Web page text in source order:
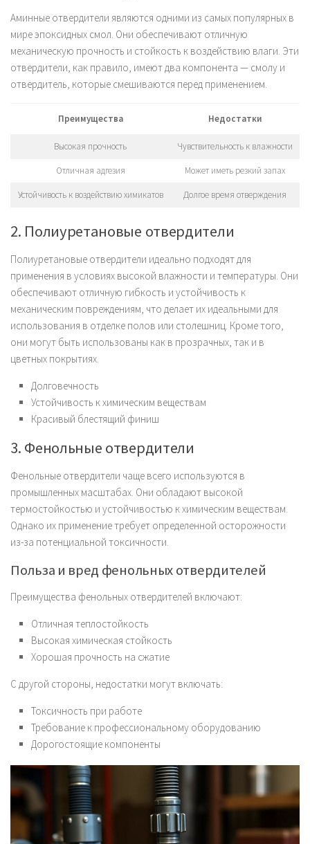
Аминные отвердители являются одними из самых популярных в
мире эпоксидных смол. Они обеспечивают отличную
механическую прочность и стойкость к воздействию влаги. Эти
отвердители, как правило, имеют два компонента — смолу и
отвердитель, которые смешиваются перед применением.
Преимущества Недостатки
Высокая прочность Чувствительность к влажности
Отличная адгезия Может иметь резкий запах
Устойчивость к воздействию химикатов Долгое время отверждения
2. Полиуретановые отвердители
Полиуретановые отвердители идеально подходят для
применения в условиях высокой влажности и температуры. Они
обеспечивают отличную гибкость и устойчивость к
механическим повреждениям, что делает их идеальными для
использования в отделке полов или столешниц. Кроме того,
они могут быть использованы как в прозрачных, так и в
цветных покрытиях.
Долговечность
Устойчивость к химическим веществам
Красивый блестящий финиш
3. Фенольные отвердители
Фенольные отвердители чаще всего используются в
промышленных масштабах. Они обладают высокой
термостойкостью и устойчивостью к химическим веществам.
Однако их применение требует определенной осторожности
из-за потенциальной токсичности.
Польза и вред фенольных отвердителей
Преимущества фенольных отвердителей включают:
Отличная теплостойкость
Высокая химическая стойкость
Хорошая прочность на сжатие
С другой стороны, недостатки могут включать:
Токсичность при работе
Требование к профессиональному оборудованию
Дорогостоящие компоненты